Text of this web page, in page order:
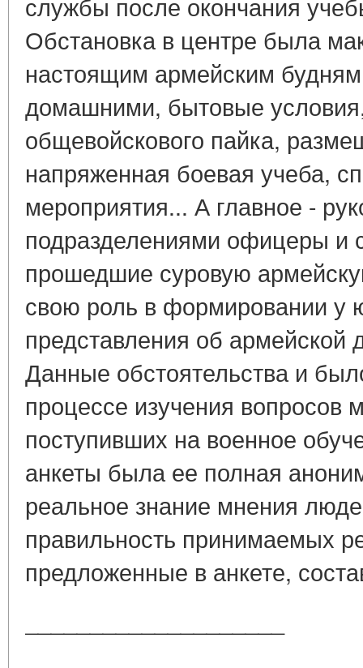
Обстановка в центре была
настоящим армейским
домашними, бытовые
общевойскового пайка,
напряженная боевая учеба,
мероприятия... А главное -
подразделениями офицеры и
прошедшие суровую
свою роль в формировании у
представления об армейской
Данные обстоятельства и
процессе изучения вопросов
поступивших на военное
анкеты была ее полная
реальное знание мнения
правильность принимаемых
предложенные в анкете,